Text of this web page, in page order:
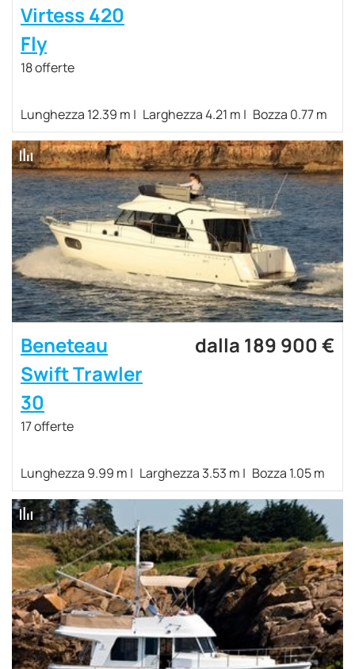
Virtess 420
Fly
18 offerte
Lunghezza 12.39 m Larghezza 4.21 m Bozza 0.77 m
Beneteau
Swift Trawler
30
17 offerte
dalla 189 900 €
Lunghezza 9.99 m Larghezza 3.53 m Bozza 1.05 m